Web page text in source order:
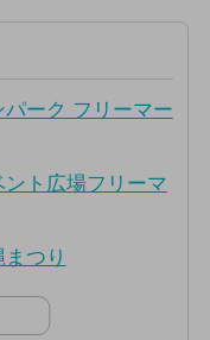
パーク フリーマー
ント広場フリーマ
つり